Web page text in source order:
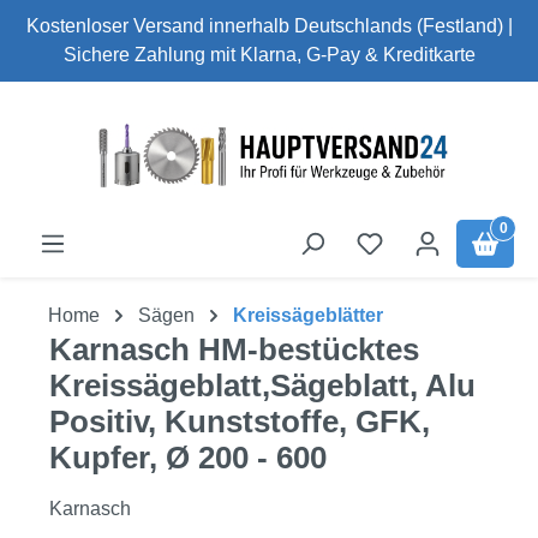
Zum Hauptinhalt springen
Kostenloser Versand innerhalb Deutschlands (Festland) |
Sichere Zahlung mit Klarna, G-Pay & Kreditkarte
0
Home Sägen Kreissägeblätter
Karnasch HM-bestücktes
Kreissägeblatt,Sägeblatt, Alu
Positiv, Kunststoffe, GFK,
Kupfer, Ø 200 - 600
Karnasch